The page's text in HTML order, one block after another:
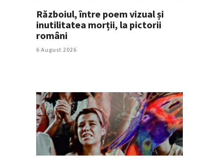
Războiul, între poem vizual și
inutilitatea morții, la pictorii
români
6 August 2026